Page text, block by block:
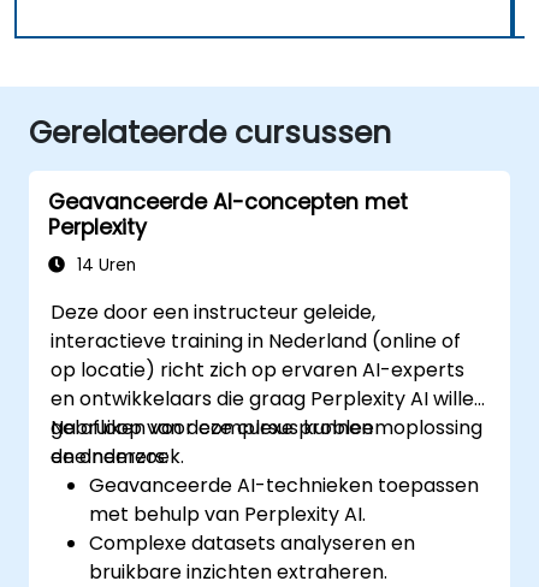
Gerelateerde cursussen
Geavanceerde AI-concepten met
Perplexity
14 Uren
Deze door een instructeur geleide,
interactieve training in Nederland (online of
op locatie) richt zich op ervaren AI-experts
en ontwikkelaars die graag Perplexity AI willen
gebruiken voor complexe probleemoplossing
en onderzoek.
Na afloop van deze cursus kunnen
deelnemers:
Geavanceerde AI-technieken toepassen
met behulp van Perplexity AI.
Complexe datasets analyseren en
bruikbare inzichten extraheren.